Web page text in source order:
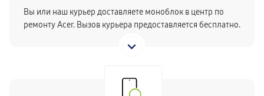
Вы или наш курьер доставляете моноблок в центр по
ремонту Acer. Вызов курьера предоставляется бесплатно.